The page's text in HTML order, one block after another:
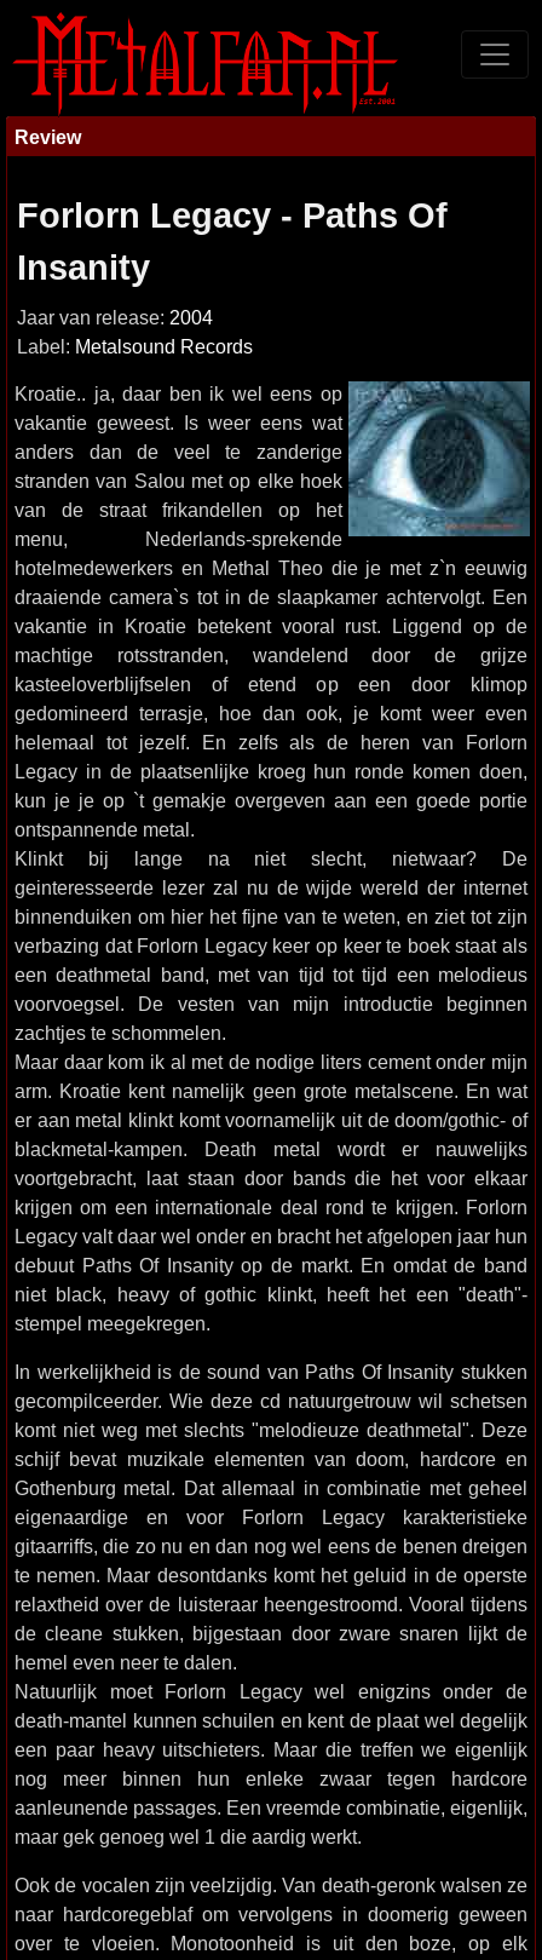
Review
Forlorn Legacy - Paths Of
Insanity
Jaar van release: 2004
Label: Metalsound Records
Kroatie.. ja, daar ben ik wel eens op
vakantie geweest. Is weer eens wat
anders dan de veel te zanderige
stranden van Salou met op elke hoek
van de straat frikandellen op het
menu, Nederlands-sprekende
hotelmedewerkers en Methal Theo die je met z`n eeuwig
draaiende camera`s tot in de slaapkamer achtervolgt. Een
vakantie in Kroatie betekent vooral rust. Liggend op de
machtige rotsstranden, wandelend door de grijze
kasteeloverblijfselen of etend op een door klimop
gedomineerd terrasje, hoe dan ook, je komt weer even
helemaal tot jezelf. En zelfs als de heren van Forlorn
Legacy in de plaatsenlijke kroeg hun ronde komen doen,
kun je je op `t gemakje overgeven aan een goede portie
ontspannende metal.
Klinkt bij lange na niet slecht, nietwaar? De
geinteresseerde lezer zal nu de wijde wereld der internet
binnenduiken om hier het fijne van te weten, en ziet tot zijn
verbazing dat Forlorn Legacy keer op keer te boek staat als
een deathmetal band, met van tijd tot tijd een melodieus
voorvoegsel. De vesten van mijn introductie beginnen
zachtjes te schommelen.
Maar daar kom ik al met de nodige liters cement onder mijn
arm. Kroatie kent namelijk geen grote metalscene. En wat
er aan metal klinkt komt voornamelijk uit de doom/gothic- of
blackmetal-kampen. Death metal wordt er nauwelijks
voortgebracht, laat staan door bands die het voor elkaar
krijgen om een internationale deal rond te krijgen. Forlorn
Legacy valt daar wel onder en bracht het afgelopen jaar hun
debuut Paths Of Insanity op de markt. En omdat de band
niet black, heavy of gothic klinkt, heeft het een "death"-
stempel meegekregen.
In werkelijkheid is de sound van Paths Of Insanity stukken
gecompilceerder. Wie deze cd natuurgetrouw wil schetsen
komt niet weg met slechts "melodieuze deathmetal". Deze
schijf bevat muzikale elementen van doom, hardcore en
Gothenburg metal. Dat allemaal in combinatie met geheel
eigenaardige en voor Forlorn Legacy karakteristieke
gitaarriffs, die zo nu en dan nog wel eens de benen dreigen
te nemen. Maar desontdanks komt het geluid in de operste
relaxtheid over de luisteraar heengestroomd. Vooral tijdens
de cleane stukken, bijgestaan door zware snaren lijkt de
hemel even neer te dalen.
Natuurlijk moet Forlorn Legacy wel enigzins onder de
death-mantel kunnen schuilen en kent de plaat wel degelijk
een paar heavy uitschieters. Maar die treffen we eigenlijk
nog meer binnen hun enleke zwaar tegen hardcore
aanleunende passages. Een vreemde combinatie, eigenlijk,
maar gek genoeg wel 1 die aardig werkt.
Ook de vocalen zijn veelzijdig. Van death-geronk walsen ze
naar hardcoregeblaf om vervolgens in doomerig geween
over te vloeien. Monotoonheid is uit den boze, op elk